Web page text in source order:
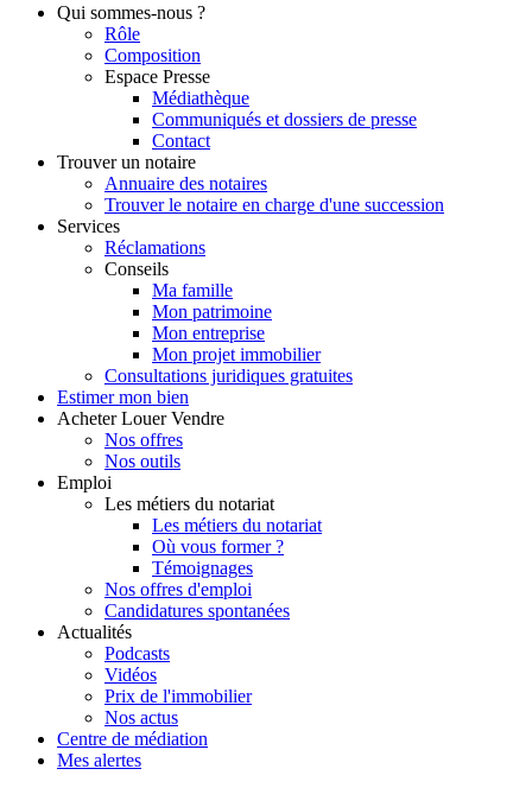
Qui sommes-nous ?
Rôle
Composition
Espace Presse
Médiathèque
Communiqués et dossiers de presse
Contact
Trouver un notaire
Annuaire des notaires
Trouver le notaire en charge d'une succession
Services
Réclamations
Conseils
Ma famille
Mon patrimoine
Mon entreprise
Mon projet immobilier
Consultations juridiques gratuites
Estimer mon bien
Acheter Louer Vendre
Nos offres
Nos outils
Emploi
Les métiers du notariat
Les métiers du notariat
Où vous former ?
Témoignages
Nos offres d'emploi
Candidatures spontanées
Actualités
Podcasts
Vidéos
Prix de l'immobilier
Nos actus
Centre de médiation
Mes alertes